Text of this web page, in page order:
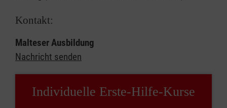
Kontakt:
Malteser Ausbildung
Nachricht senden
Individuelle Erste-Hilfe-Kurse